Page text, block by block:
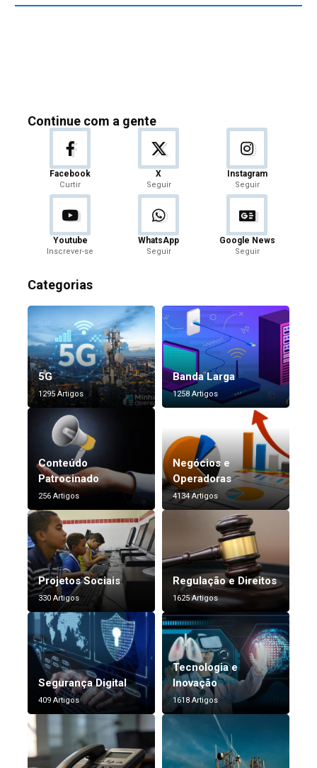
Continue com a gente
Facebook
Curtir
X
Seguir
Instagram
Seguir
Youtube
Inscrever-se
WhatsApp
Seguir
Google News
Seguir
Categorias
5G
1295 Artigos
Banda Larga
1258 Artigos
Conteúdo
Patrocinado
256 Artigos
Negócios e
Operadoras
4134 Artigos
Projetos Sociais
330 Artigos
Regulação e Direitos
1625 Artigos
Segurança Digital
409 Artigos
Tecnologia e
Inovação
1618 Artigos